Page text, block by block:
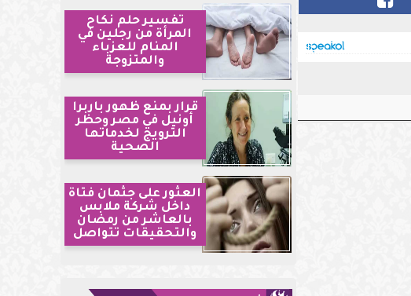
تفسير حلم نكاح
المرأة من رجلين في
المنام للعزباء
والمتزوجة
قرار بمنع ظهور باربرا
أونيل في مصر وحظر
الترويج لخدماتها
الصحية
العثور على جثمان فتاة
داخل شركة ملابس
بالعاشر من رمضان
والتحقيقات تتواصل